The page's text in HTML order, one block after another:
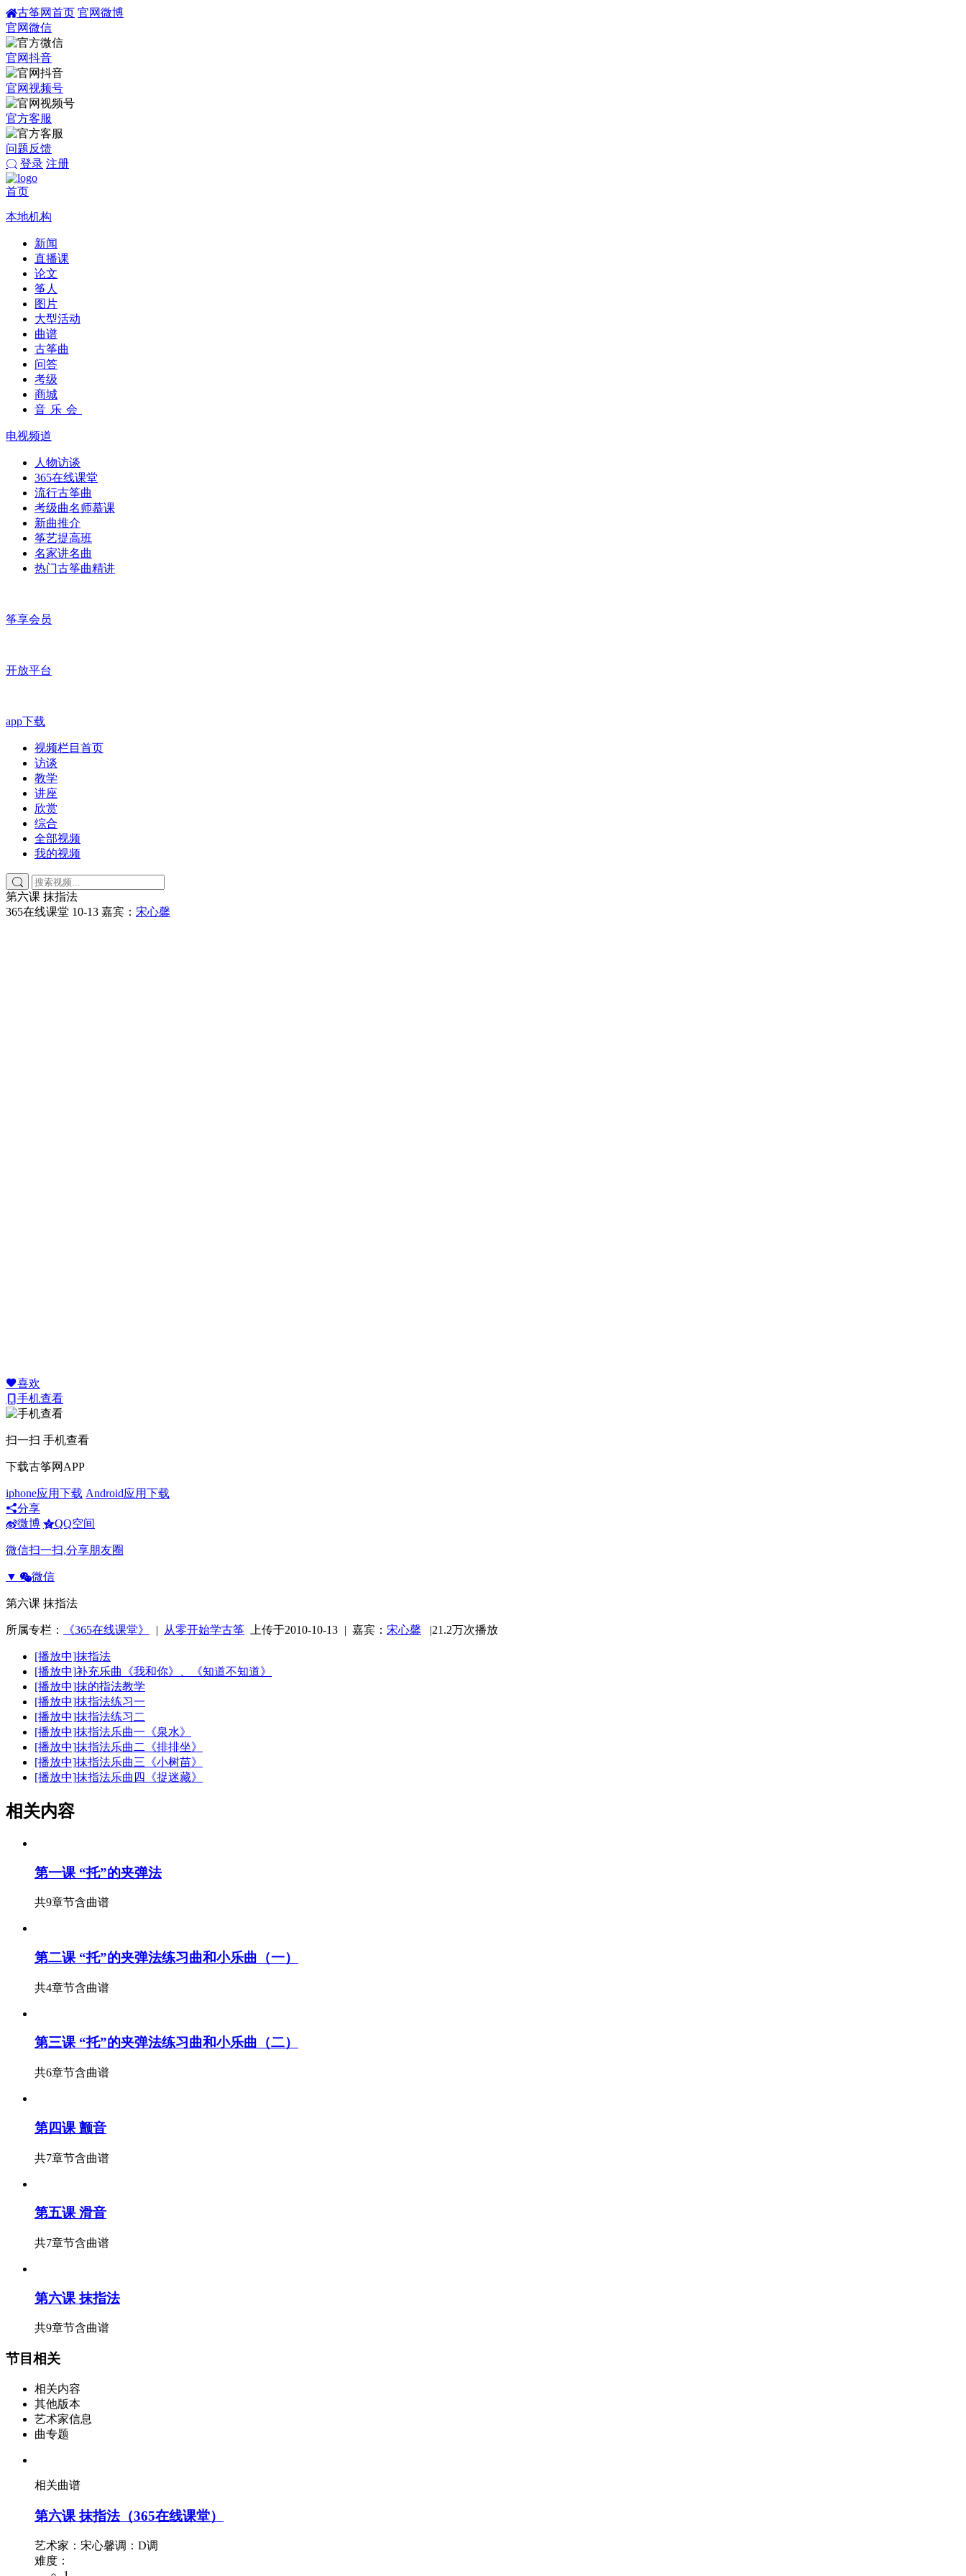
古筝网首页 官网微博
官网微信
官网抖音
官网视频号
官方客服
问题反馈
登录 注册
首页
本地机构
新闻
直播课
论文
筝人
图片
大型活动
曲谱
古筝曲
问答
考级
商城
音乐会
电视频道
人物访谈
365在线课堂
流行古筝曲
考级曲名师慕课
新曲推介
筝艺提高班
名家讲名曲
热门古筝曲精讲
筝享会员
开放平台
app下载
视频栏目首页
访谈
教学
讲座
欣赏
综合
全部视频
我的视频
第六课 抹指法
365在线课堂 10-13 嘉宾： 宋心馨
喜欢
手机查看
扫一扫 手机查看
下载古筝网APP
iphone应用下载 Android应用下载
分享
微博
QQ空间
微信扫一扫,分享朋友圈
▼ 微信
第六课 抹指法
所属专栏： 《365在线课堂》 | 从零开始学古筝 上传于2010-10-13 | 嘉宾： 宋心馨 |21.2万次播放
[播放中]抹指法
[播放中]补充乐曲《我和你》、《知道不知道》
[播放中]抹的指法教学
[播放中]抹指法练习一
[播放中]抹指法练习二
[播放中]抹指法乐曲一《泉水》
[播放中]抹指法乐曲二《排排坐》
[播放中]抹指法乐曲三《小树苗》
[播放中]抹指法乐曲四《捉迷藏》
相关内容
第一课 “托”的夹弹法
共9章节含曲谱
第二课 “托”的夹弹法练习曲和小乐曲（一）
共4章节含曲谱
第三课 “托”的夹弹法练习曲和小乐曲（二）
共6章节含曲谱
第四课 颤音
共7章节含曲谱
第五课 滑音
共7章节含曲谱
第六课 抹指法
共9章节含曲谱
节目相关
相关内容
其他版本
艺术家信息
曲专题
相关曲谱
第六课 抹指法（365在线课堂）
艺术家：宋心馨调：D调
难度：